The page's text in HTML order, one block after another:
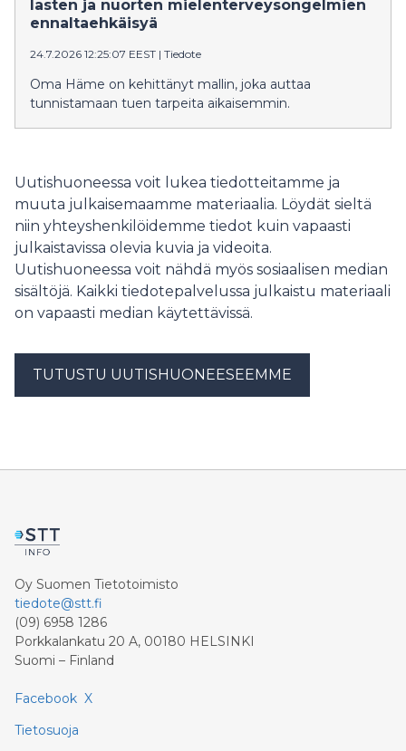
lasten ja nuorten mielenterveysongelmien
ennaltaehkäisyä
24.7.2026 12:25:07 EEST | Tiedote
Oma Häme on kehittänyt mallin, joka auttaa
tunnistamaan tuen tarpeita aikaisemmin.
Uutishuoneessa voit lukea tiedotteitamme ja
muuta julkaisemaamme materiaalia. Löydät sieltä
niin yhteyshenkilöidemme tiedot kuin vapaasti
julkaistavissa olevia kuvia ja videoita.
Uutishuoneessa voit nähdä myös sosiaalisen median
sisältöjä. Kaikki tiedotepalvelussa julkaistu materiaali
on vapaasti median käytettävissä.
TUTUSTU UUTISHUONEESEEMME
Oy Suomen Tietotoimisto
tiedote@stt.fi
(09) 6958 1286
Porkkalankatu 20 A, 00180 HELSINKI
Suomi – Finland
Facebook X
Tietosuoja